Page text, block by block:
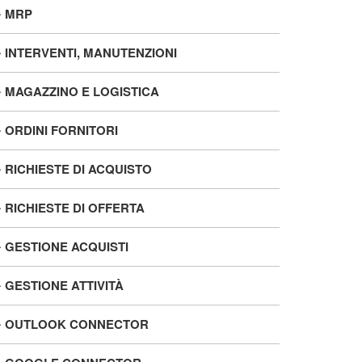
MRP
INTERVENTI, MANUTENZIONI
MAGAZZINO E LOGISTICA
ORDINI FORNITORI
RICHIESTE DI ACQUISTO
RICHIESTE DI OFFERTA
GESTIONE ACQUISTI
GESTIONE ATTIVITÀ
OUTLOOK CONNECTOR